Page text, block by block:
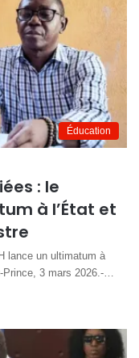
Éducation
: le
à l’État et
lance un ultimatum à
Prince, 3 mars 2026.-…